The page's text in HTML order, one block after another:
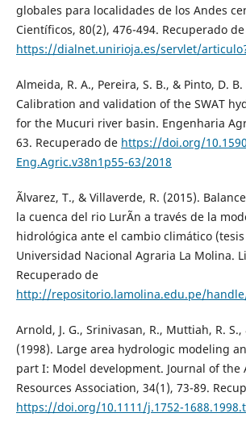
globales para localidades de los Andes
Científicos, 80(2), 476-494. Recuperado de
https://dialnet.unirioja.es/servlet/
Almeida, R. A., Pereira, S. B., & Pinto, D. B.
Calibration and validation of the SWAT
for the Mucuri river basin. Engenharia
63. Recuperado de https://doi.org/
Eng.Agric.v38n1p55-63/2018
Ãlvarez, T., & Villaverde, R. (2015).
la cuenca del rio LurÃ­n a través de la
hidrológica ante el cambio climático
Universidad Nacional Agraria La Molina.
Recuperado de
http://repositorio.lamolina.edu.pe/
Arnold, J. G., Srinivasan, R., Muttiah, R. S.,
(1998). Large area hydrologic modeling
part I: Model development. Journal of the
Resources Association, 34(1), 73-89.
https://doi.org/10.1111/j.1752-